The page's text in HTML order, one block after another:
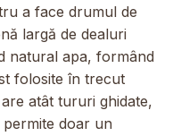
a face drumul de
largă de dealuri
natural apa, formând
folosite în trecut
atât tururi ghidate,
doar un